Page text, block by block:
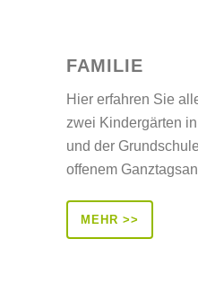
FAMILIE
Hier erfahren Sie
zwei Kindergärten
und der
offenem
MEHR >>